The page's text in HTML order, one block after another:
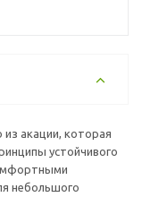
акации, которая
устойчивого
небольшого